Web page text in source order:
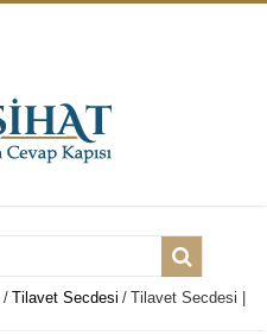
/ Tilavet Secdesi / Tilavet Secdesi |